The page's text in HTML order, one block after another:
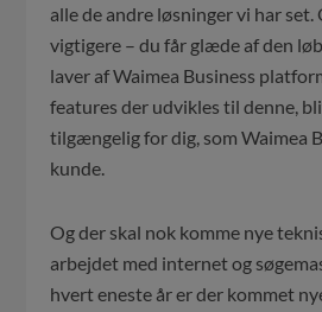
alle de andre løsninger vi har set.
vigtigere – du får glæde af den
laver af Waimea Business
features der udvikles til denne,
tilgængelig for dig, som Waimea
kunde.
Og der skal nok komme nye
arbejdet med internet og
hvert eneste år er der kommet